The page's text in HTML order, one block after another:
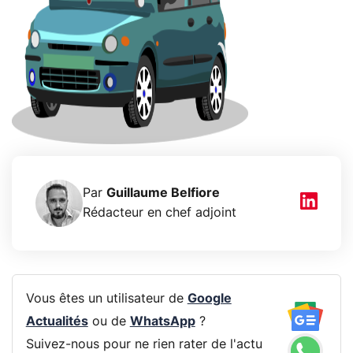
Par Guillaume Belfiore
Rédacteur en chef adjoint
Vous êtes un utilisateur de Google
Actualitésou de WhatsApp?
Suivez-nous pour ne rien rater de l'actu